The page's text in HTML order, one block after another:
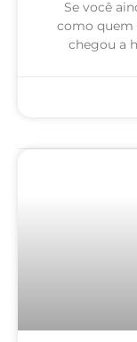
Se você
como quem
chegou a